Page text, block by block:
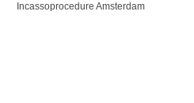
Incassoprocedure Amsterdam